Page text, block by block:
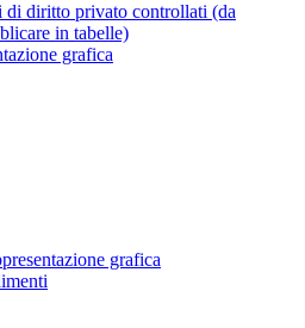
di diritto privato controllati (da
in tabelle)
grafica
grafica